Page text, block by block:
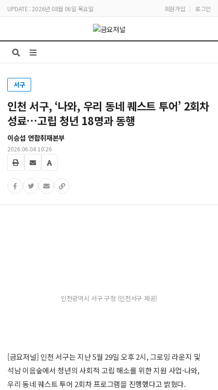
UPDATE : 2026년 08월 06일 목요일 회원가입 | 로그인
서구
인천 서구, ‘나와, 우리 동네 퀘스트 투어’ 2회차
성료…고립 청년 18명과 동행
이승섭 연합취재본부
2026.06.04 10:26
인천광역시 서구 구청 (인천서구 제공)
[금요저널] 인천 서구는 지난 5월 29일 오후 2시, 그로잉 라운지 및
석남 이음숲에서 청년의 사회적 고립 해소를 위한 지원 사업-나와,
우리 동네 퀘스트 투어 2회차 프로그램을 진행했다고 밝혔다.